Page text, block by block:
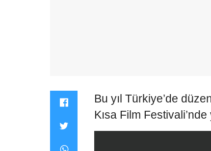
Bu yıl Türkiye’de
Kısa Film